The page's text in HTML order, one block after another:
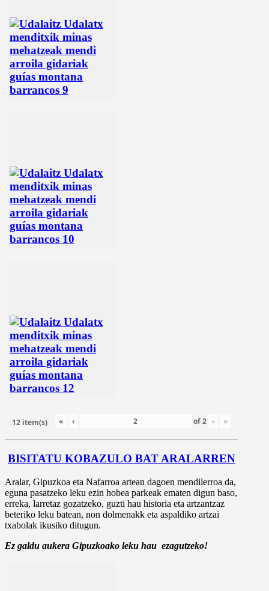
12 item(s) « ‹ of2 › »
BISITATU KOBAZULO BAT ARALARREN
Aralar, Gipuzkoa eta Nafarroa artean dagoen mendilerroa da,
eguna pasatzeko leku ezin hobea parkeak ematen digun baso,
erreka, larretaz gozatzeko, guzti hau historia eta artzantzaz
beteriko leku batean, non dolmenakk eta aspaldiko artzai
txabolak ikusiko ditugun.
Ez galdu aukera Gipuzkoako leku hau ezagutzeko!